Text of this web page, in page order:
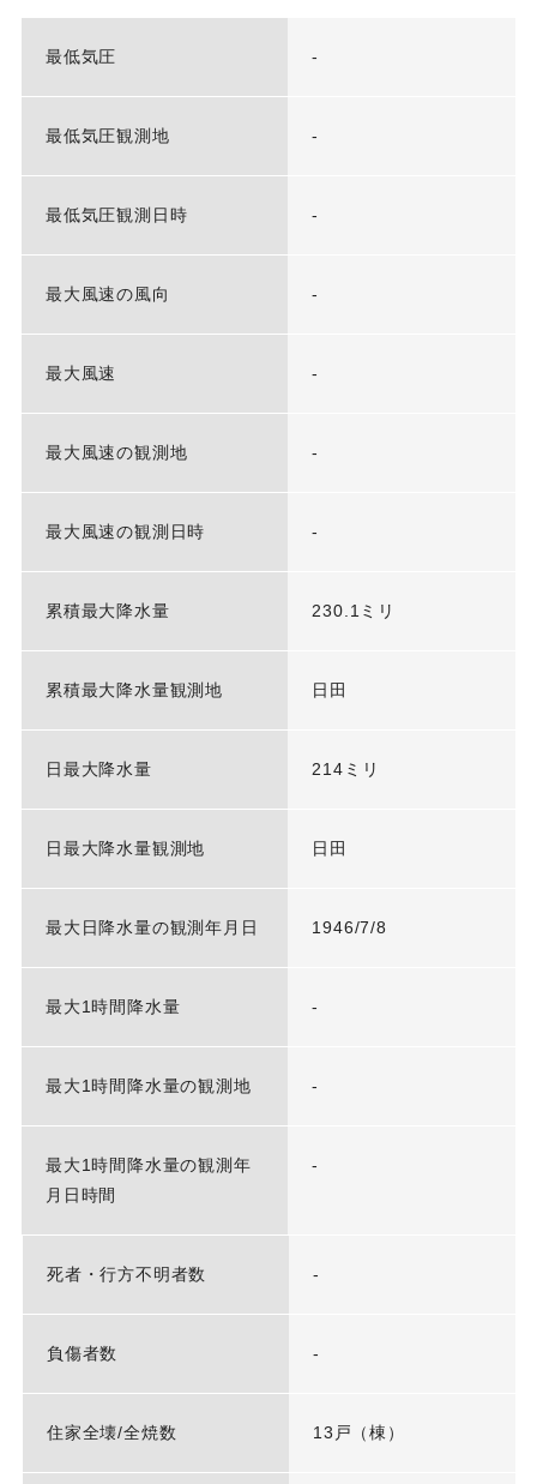
最低気圧 -
最低気圧観測地 -
最低気圧観測日時 -
最大風速の風向 -
最大風速 -
最大風速の観測地 -
最大風速の観測日時 -
累積最大降水量 230.1ミリ
累積最大降水量観測地 日田
日最大降水量 214ミリ
日最大降水量観測地 日田
最大日降水量の観測年月日 1946/7/8
最大1時間降水量 -
最大1時間降水量の観測地 -
最大1時間降水量の観測年
月日時間
-
死者・行方不明者数 -
負傷者数 -
住家全壊/全焼数 13戸（棟）